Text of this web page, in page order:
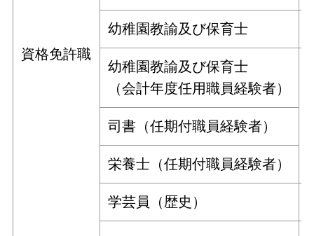
資格免許職
幼稚園教諭及び保育士
幼稚園教諭及び保育士
（会計年度任用職員経験者）
司書（任期付職員経験者）
栄養士（任期付職員経験者）
学芸員（歴史）